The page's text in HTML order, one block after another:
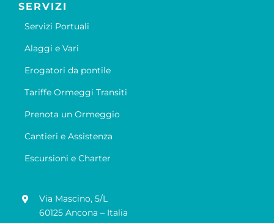
SERVIZI
Servizi Portuali
Alaggi e Vari
Erogatori da pontile
Tariffe Ormeggi Transiti
Prenota un Ormeggio
Cantieri e Assistenza
Escursioni e Charter
Via Mascino, 5/L
60125 Ancona – Italia